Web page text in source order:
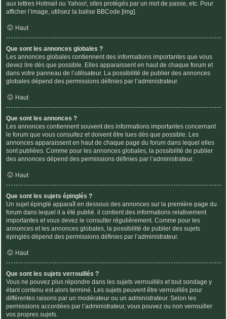
aux lettres Hotmail ou Yahoo!, sites protégés par un mot de passe, etc. Pour
afficher l’image, utilisez la balise BBCode [img].
Haut
Que sont les annonces globales ?
Les annonces globales contiennent des informations importantes que vous
devez lire dès que possible. Elles apparaissent en haut de chaque forum et
dans votre panneau de l’utilisateur. La possibilité de publier des annonces
globales dépend des permissions définies par l’administrateur.
Haut
Que sont les annonces ?
Les annonces contiennent souvent des informations importantes concernant
le forum que vous consultez et doivent être lues dès que possible. Les
annonces apparaissent en haut de chaque page du forum dans lequel elles
sont publiées. Comme pour les annonces globales, la possibilité de publier
des annonces dépend des permissions définies par l’administrateur.
Haut
Que sont les sujets épinglés ?
Un sujet épinglé apparaît en dessous des annonces sur la première page du
forum dans lequel il a été publié. il contient des informations relativement
importantes et vous devez le consulter régulièrement. Comme pour les
annonces et les annonces globales, la possibilité de publier des sujets
épinglés dépend des permissions définies par l’administrateur.
Haut
Que sont les sujets verrouillés ?
Vous ne pouvez plus répondre dans les sujets verrouillés et tout sondage y
étant contenu est alors terminé. Les sujets peuvent être verrouillés pour
différentes raisons par un modérateur ou un administrateur. Selon les
permissions accordées par l’administrateur, vous pouvez ou non verrouiller
vos propres sujets.